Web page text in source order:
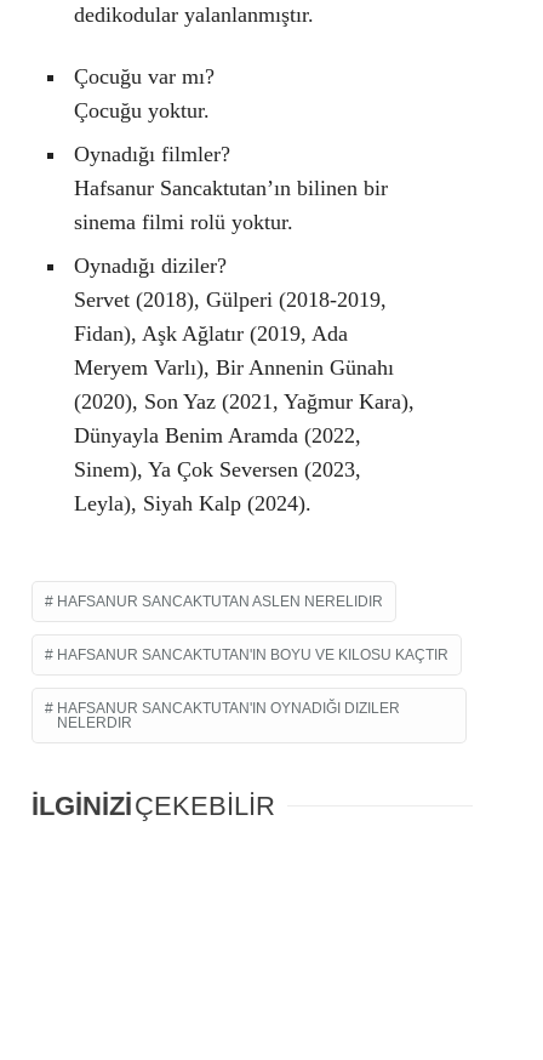
dedikodular yalanlanmıştır.
Çocuğu var mı?
Çocuğu yoktur.
Oynadığı filmler?
Hafsanur Sancaktutan’ın bilinen bir
sinema filmi rolü yoktur.
Oynadığı diziler?
Servet (2018), Gülperi (2018-2019,
Fidan), Aşk Ağlatır (2019, Ada
Meryem Varlı), Bir Annenin Günahı
(2020), Son Yaz (2021, Yağmur Kara),
Dünyayla Benim Aramda (2022,
Sinem), Ya Çok Seversen (2023,
Leyla), Siyah Kalp (2024).
HAFSANUR SANCAKTUTAN ASLEN NERELIDIR
HAFSANUR SANCAKTUTAN'IN BOYU VE KILOSU KAÇTIR
HAFSANUR SANCAKTUTAN'IN OYNADIĞI DIZILER
NELERDIR
İLGİNİZİÇEKEBİLİR